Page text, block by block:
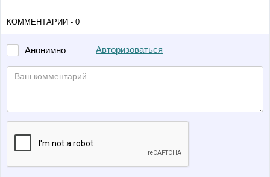
КОММЕНТАРИИ - 0
Анонимно Авторизоваться